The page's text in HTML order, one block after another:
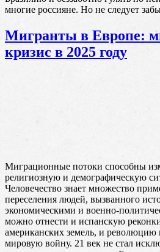
многие россияне. Но не следует
Мигранты в Европе:
кризис в 2025 году
Миграционные потоки способны
религиозную и демографическую
Человечество знает множество
переселения людей, вызванного
экономическими и военно-
можно отнести и испанскую
американских земель, и
мировую войну. 21 век не стал